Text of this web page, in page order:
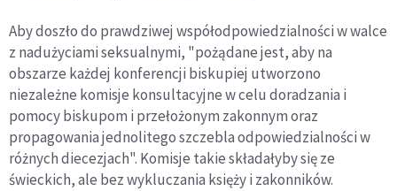
Aby doszło do prawdziwej współodpowiedzialności w walce
z nadużyciami seksualnymi, "pożądane jest, aby na
obszarze każdej konferencji biskupiej utworzono
niezależne komisje konsultacyjne w celu doradzania i
pomocy biskupom i przełożonym zakonnym oraz
propagowania jednolitego szczebla odpowiedzialności w
różnych diecezjach". Komisje takie składałyby się ze
świeckich, ale bez wykluczania księży i zakonników.